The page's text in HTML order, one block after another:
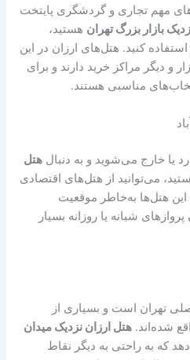
مهم تجاری و گردشگری پایتخت
بازار بزرگ تهران هستید،
کنید. هتل‌های ارزان در این
و دیگر مراکز خرید دارند و برای
مناسبی هستند.
یا خارج می‌شوید و به دنبالهتل
می‌توانید از هتل‌های اقتصادی
این هتل‌ها به‌خاطر موقعیت
شبانه یا روزانه بسیار
تهران است و بسیاری از
شده‌اند.هتل ارزان نزدیک میدان
که به راحتی به دیگر نقاط